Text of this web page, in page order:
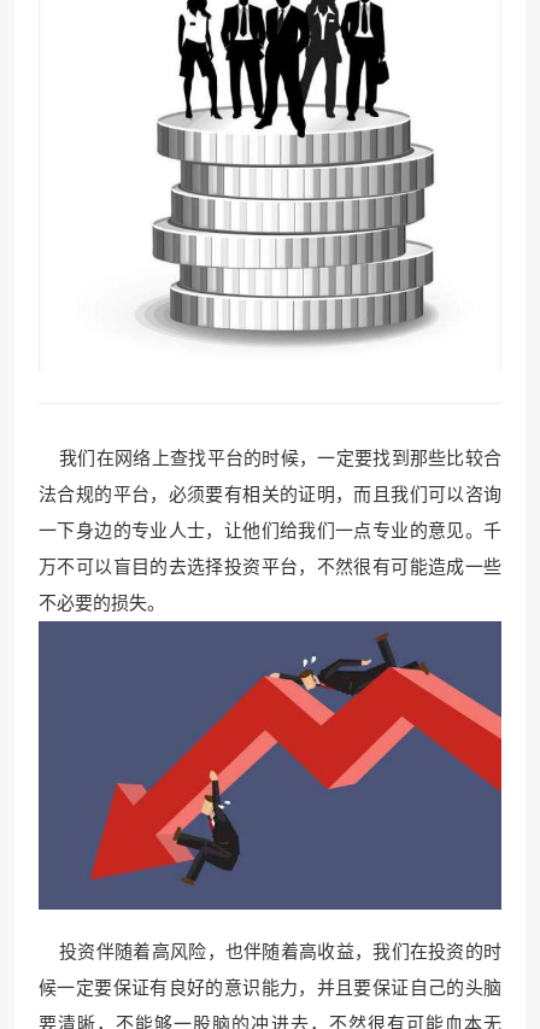
我们在网络上查找平台的时候，一定要找到那些比较合
法合规的平台，必须要有相关的证明，而且我们可以咨询
一下身边的专业人士，让他们给我们一点专业的意见。千
万不可以盲目的去选择投资平台，不然很有可能造成一些
不必要的损失。
投资伴随着高风险，也伴随着高收益，我们在投资的时
候一定要保证有良好的意识能力，并且要保证自己的头脑
要清晰，不能够一股脑的冲进去，不然很有可能血本无